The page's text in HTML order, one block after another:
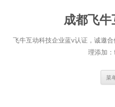
成都飞
飞牛互动科技企业蓝v认证，诚邀
理添加
菜